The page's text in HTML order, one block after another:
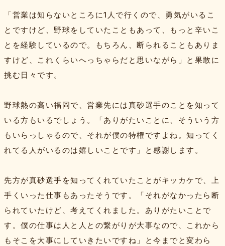
「営業は知らないところに1人で行くので、勇気がいるこ
とですけど、野球をしていたこともあって、もっと辛いこ
とを経験しているので。もちろん、断られることもありま
すけど、これくらいへっちゃらだと思いながら」と果敢に
挑む日々です。
野球熱の高い福岡で、営業先には真砂選手のことを知って
いる方もいるでしょう。「ありがたいことに、そういう方
もいらっしゃるので、それが僕の特権ですよね。知ってく
れてる人がいるのは嬉しいことです」と感謝します。
先方が真砂選手を知ってくれていたことがキッカケで、上
手くいった仕事もあったそうです。「それがなかったら断
られていたけど、考えてくれました。ありがたいことで
す。僕の仕事は人と人との繋がりが大事なので、これから
もそこを大事にしていきたいですね」と今までと変わら